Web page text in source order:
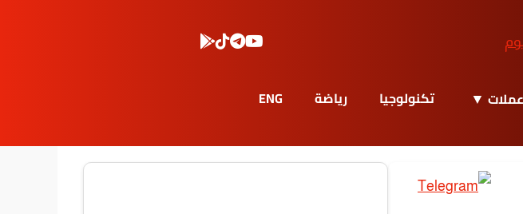
تكنولوجيا رياضة ENG